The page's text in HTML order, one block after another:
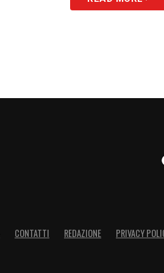
CONTATTI REDAZIONE PRIVACY